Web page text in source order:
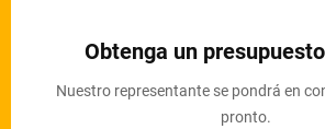
Obtenga un
Nuestro representante se pondrá en
pronto.